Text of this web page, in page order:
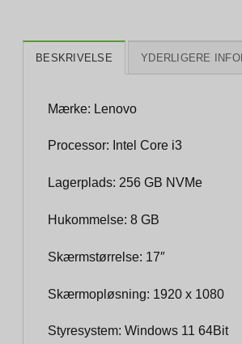
BESKRIVELSE YDERLIGERE
Mærke: Lenovo
Processor: Intel Core i3
Lagerplads: 256 GB NVMe
Hukommelse: 8 GB
Skærmstørrelse: 17″
Skærmopløsning: 1920 x 1080
Styresystem: Windows 11 64Bit